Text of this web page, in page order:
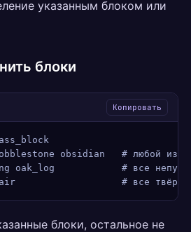
указанным блоком или
блоки
Копировать
obsidian   # любой из
oak_log            # все непустые
# все твёрдые
блоки, остальное не